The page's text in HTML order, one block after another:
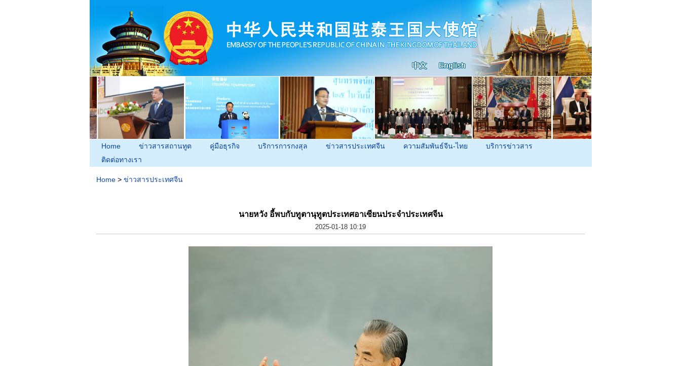
Home ข่าวสารสถานทูต คู่มือธุรกิจ บริการการกงสุล ข่าวสารประเทศจีน ความสัมพันธ์จีน-ไทย
บริการข่าวสาร
ติดต่อทางเรา
Home > ข่าวสารประเทศจีน
นายหวัง อี้พบกับทูตานุทูตประเทศอาเซียนประจำประเทศจีน
2025-01-18 10:19